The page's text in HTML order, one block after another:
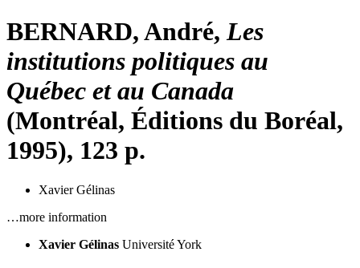
BERNARD, André, Les
institutions politiques au
Québec et au Canada
(Montréal, Éditions du Boréal,
1995), 123 p.
Xavier Gélinas
…more information
Xavier Gélinas Université York